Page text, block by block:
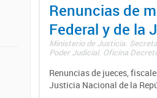
Renuncias de
Federal y de la
Ministerio de Justicia.
Poder Judicial. Oficina
Renuncias de jueces,
Justicia Nacional de la